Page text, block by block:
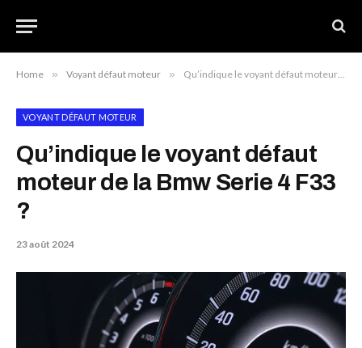
Home » Voyant défaut moteur » Qu’indique le voyant défaut moteur de la Bmw Serie 4 F33 ?
VOYANT DÉFAUT MOTEUR
Qu’indique le voyant défaut
moteur de la Bmw Serie 4 F33
?
23 août 2024